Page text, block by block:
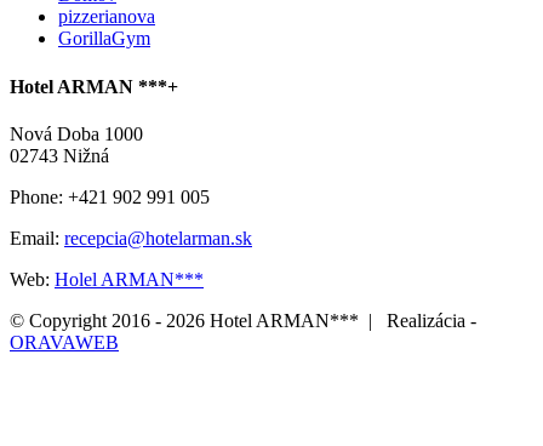
pizzerianova
GorillaGym
Hotel ARMAN ***+
Nová Doba 1000
02743 Nižná
Phone: +421 902 991 005
Email: recepcia@hotelarman.sk
Web: Holel ARMAN***
© Copyright 2016 - 2026 Hotel ARMAN*** | Realizácia -
ORAVAWEB